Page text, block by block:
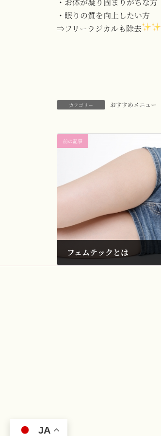
・眠りの質を向上したい方
⇒フリーラジカルも除去
カテゴリー おすすめメニュー
前の記事
フェムテックとは
JA